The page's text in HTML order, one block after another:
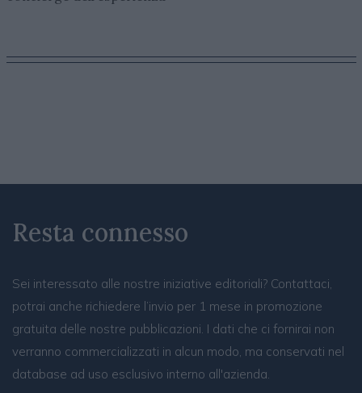
Resta connesso
Sei interessato alle nostre iniziative editoriali? Contattaci,
potrai anche richiedere l’invio per 1 mese in promozione
gratuita delle nostre pubblicazioni. I dati che ci fornirai non
verranno commercializzati in alcun modo, ma conservati nel
database ad uso esclusivo interno all'azienda.